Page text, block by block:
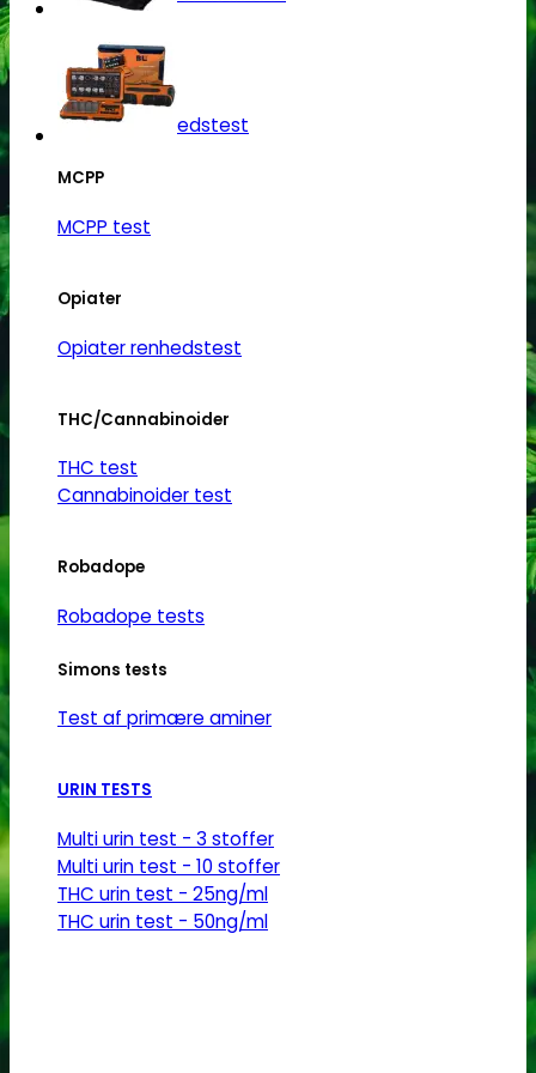
Ketamin
Ketamin renhedstest
MCPP
MCPP test
Opiater
Opiater renhedstest
THC/Cannabinoider
THC test
Cannabinoider test
Robadope
Robadope tests
Simons tests
Test af primære aminer
URIN TESTS
Multi urin test - 3 stoffer
Multi urin test - 10 stoffer
THC urin test - 25ng/ml
THC urin test - 50ng/ml
kan
vælges
varesiden